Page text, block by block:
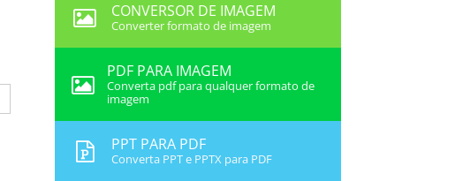
CONVERSOR DE IMAGEM
Converter formato de imagem
PDF PARA IMAGEM
Converta pdf para qualquer formato de
imagem
PPT PARA PDF
Converta PPT e PPTX para PDF